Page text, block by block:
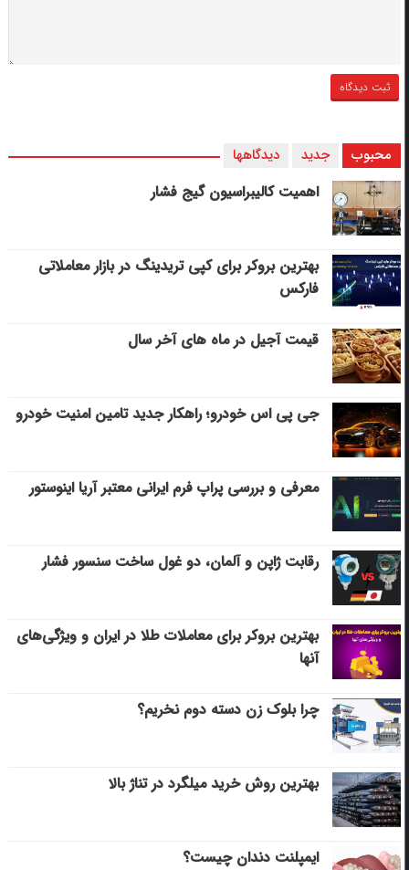
محبوب جدید دیدگاهها
اهمیت کالیبراسیون گیج فشار
بهترین بروکر برای کپی‌ تریدینگ در بازار معاملاتی
فارکس
قیمت آجیل در ماه های آخر سال
جی پی اس خودرو؛ راهکار جدید تامین امنیت خودرو
معرفی و بررسی پراپ فرم ایرانی معتبر آریا اینوستور
رقابت ژاپن و آلمان، دو غول ساخت سنسور فشار
بهترین بروکر برای معاملات طلا در ایران و ویژگی‌های
آنها
چرا بلوک زن دسته دوم نخریم؟
بهترین روش خرید میلگرد در تناژ بالا
ایمپلنت دندان چیست؟